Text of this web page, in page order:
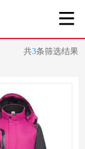
共3条筛选结果